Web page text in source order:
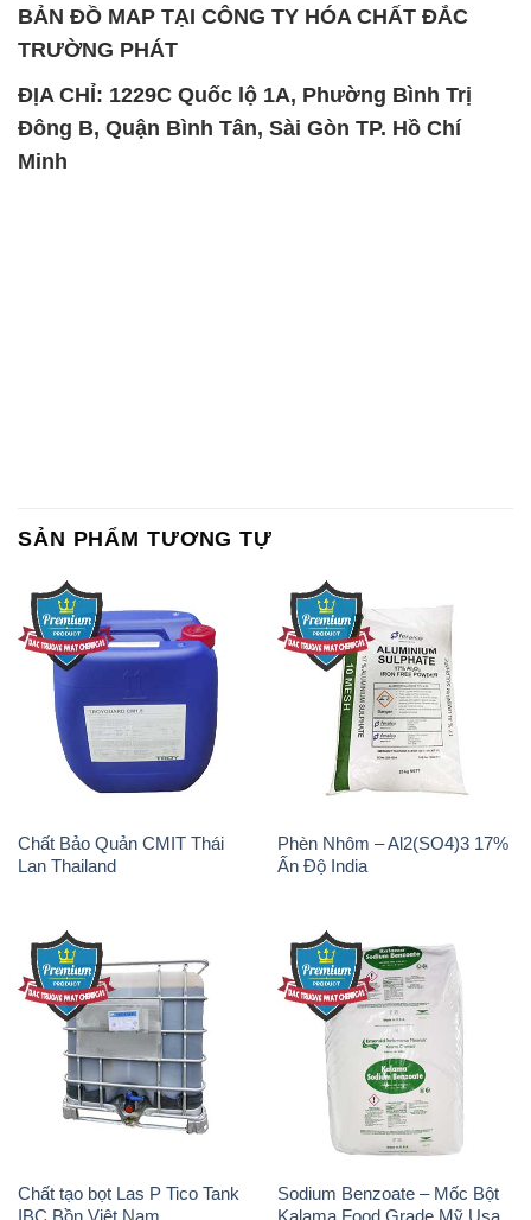
BẢN ĐỒ MAP TẠI CÔNG TY HÓA CHẤT ĐẮC
TRƯỜNG PHÁT
ĐỊA CHỈ: 1229C Quốc lộ 1A, Phường Bình Trị
Đông B, Quận Bình Tân, Sài Gòn TP. Hồ Chí
Minh
SẢN PHẨM TƯƠNG TỰ
Chất Bảo Quản CMIT Thái
Lan Thailand
Phèn Nhôm – Al2(SO4)3 17%
Ấn Độ India
Chất tạo bọt Las P Tico Tank
IBC Bồn Việt Nam
Sodium Benzoate – Mốc Bột
Kalama Food Grade Mỹ Usa